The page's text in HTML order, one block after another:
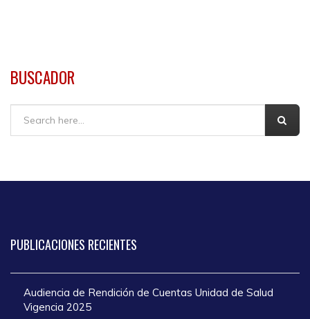
BUSCADOR
Buscar
PUBLICACIONES RECIENTES
Audiencia de Rendición de Cuentas Unidad de Salud
Vigencia 2025